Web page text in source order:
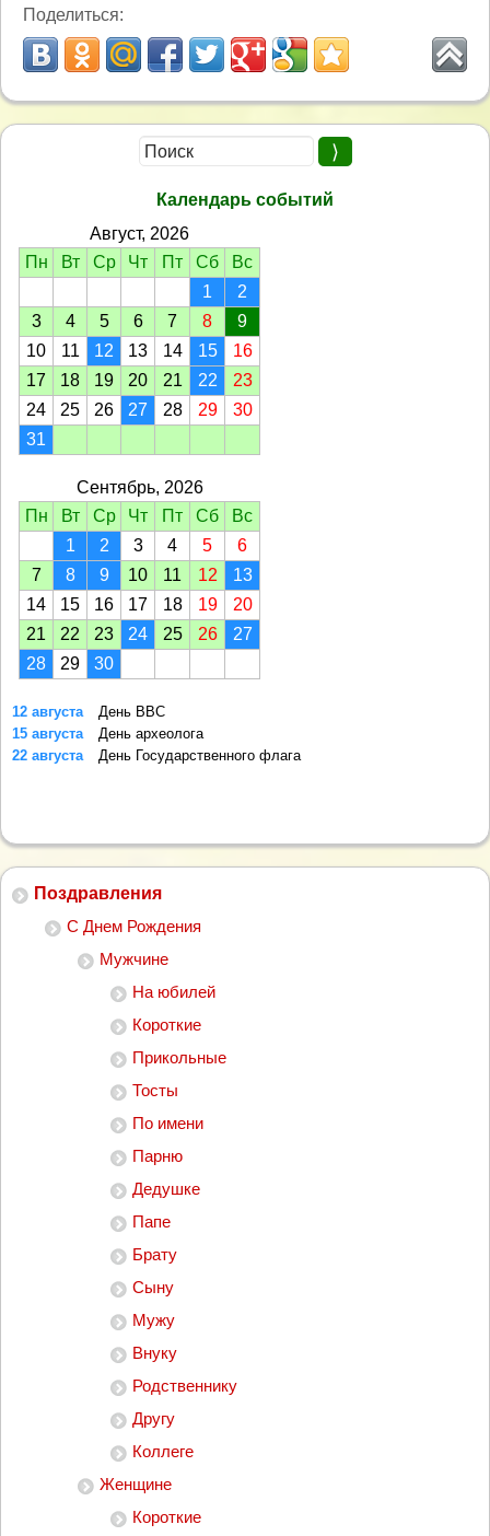
Поздравления
С Днем Рождения
Мужчине
На юбилей
Короткие
Прикольные
Тосты
По имени
Парню
Дедушке
Папе
Брату
Сыну
Мужу
Внуку
Родственнику
Другу
Коллеге
Женщине
Короткие
Поделиться:
Календарь событий
Август, 2026
Пн
Вт Ср Чт Пт Сб
Вс
1
2
3
4 5 6 7 8
9
10
11 12 13 14 15
16
17
18 19 20 21 22
23
24
25 26 27 28 29
30
31
Сентябрь, 2026
Пн
Вт Ср Чт Пт Сб
Вс
1
2 3 4 5
6
7
8 9 10 11 12
13
14
15 16 17 18 19
20
21
22 23 24 25 26
27
28
29 30
12 августа
День ВВС
15 августа
День археолога
22 августа
День Государственного флага